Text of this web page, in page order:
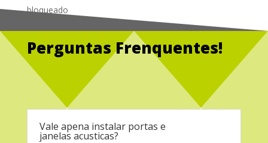
bloqueado
Perguntas Frenquentes!
Service Glass
Vale apena instalar portas e
janelas acusticas?